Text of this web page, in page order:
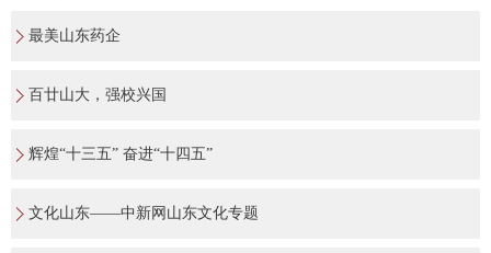
最美山东药企
百廿山大，强校兴国
辉煌“十三五” 奋进“十四五”
文化山东——中新网山东文化专题